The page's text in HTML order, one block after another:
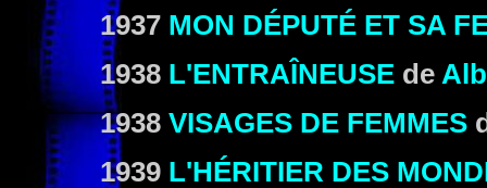
1937 MON DÉPUTÉ ET SA
1938 L'ENTRAÎNEUSE de
1938 VISAGES DE FEMMES
1939 L'HÉRITIER DES